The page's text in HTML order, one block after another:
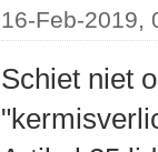
16-Feb-2019,
Schiet niet